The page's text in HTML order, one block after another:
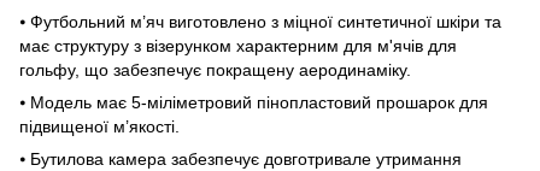
⦁ Футбольний м’яч виготовлено з міцної синтетичної шкіри та
має структуру з візерунком характерним для м'ячів для
гольфу, що забезпечує покращену аеродинаміку.
⦁ Модель має 5-міліметровий пінопластовий прошарок для
підвищеної м’якості.
⦁ Бутилова камера забезпечує довготривале утримання